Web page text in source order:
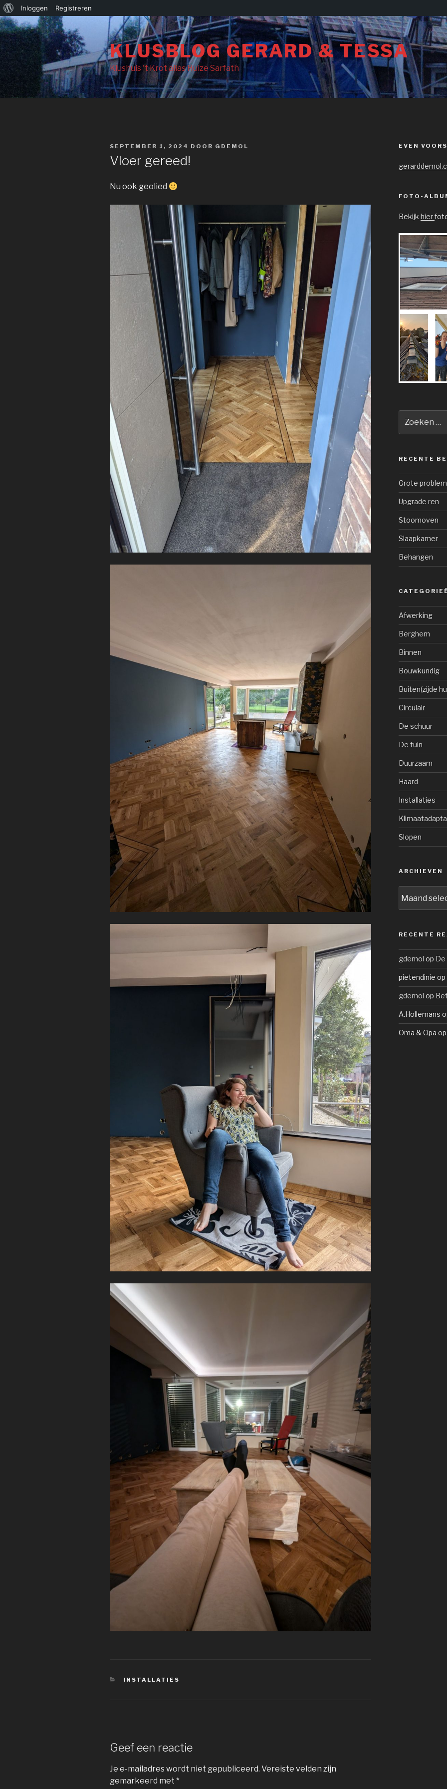
Over
WordPress
Inloggen
Registreren
Naar
de
inhoud
springen
KLUSBLOG GERARD & TESSA
Klushuis 't Krot alias Huize Sarfath
GEPLAATST
SEPTEMBER 1, 2024 DOOR GDEMOL
Vloer gereed!
Nu ook geolied
CATEGORIEËN
INSTALLATIES
Geef een reactie
Je e-mailadres wordt niet gepubliceerd. Vereiste velden zijn
gemarkeerd met *
EVEN
FOTO-
Bekijk hier
naar:
RECENTE
Grote
Upgrade ren
Stoomoven
Slaapkamer
Behangen
Afwerking
Berghem
Binnen
Bouwkundig
Buiten(zijde
Circulair
De schuur
De tuin
Duurzaam
Haard
Installaties
Slopen
ARCHIEVEN
RECENTE
gdemol op De
pietendinie op
gdemol op
A.Hollemans
Oma & Opa op